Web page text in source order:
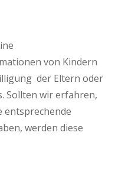
von Kindern
der Eltern oder
Sollten wir erfahren,
entsprechende
werden diese